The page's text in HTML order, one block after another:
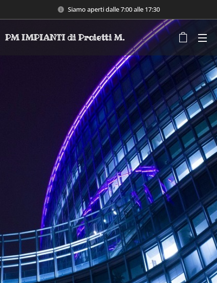
Siamo aperti dalle 7:00 alle 17:30
PM IMPIANTI di Proietti M.